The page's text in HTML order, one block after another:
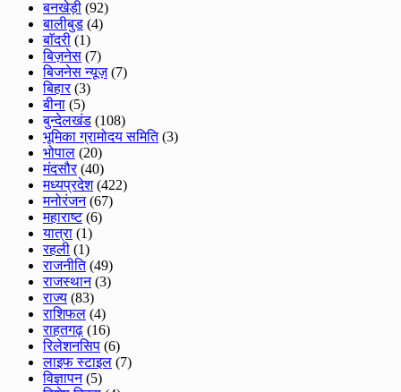
बनखेड़ी (92)
बालीबुड (4)
बाॅदरी (1)
बिज़नेस (7)
बिजनेस न्यूज़(7)
बिहार(3)
बीना (5)
बुन्देलखंड (108)
भूमिका ग्रामोदय समिति(3)
भोपाल (20)
मंदसौर(40)
मध्यप्रदेश(422)
मनोरंजन(67)
महाराष्ट(6)
यात्रा (1)
रहली (1)
राजनीति(49)
राजस्थान(3)
राज्य (83)
राशिफल (4)
राहतगढ़ (16)
रिलेशनसिप (6)
लाइफ स्टाइल (7)
विज्ञापन(5)